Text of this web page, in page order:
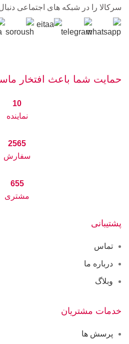
سرکالا را در شبکه های اجتماعی
حمایت شما باعث افتخار
10
نماینده
2565
سفارش
655
مشتری
پشتیبانی
تماس
درباره ما
وبلاگ
خدمات مشتریان
پرسش ها